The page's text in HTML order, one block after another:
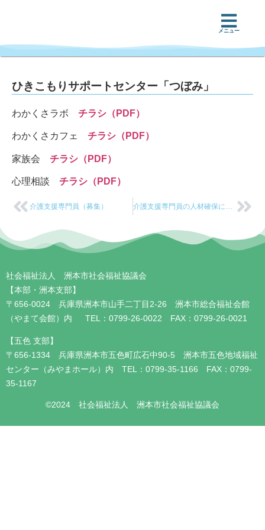
メニュー
ひきこもりサポートセンター「つぼみ」
わかくさラボ チラシ（PDF）
わかくさカフェ チラシ（PDF）
家族会 チラシ（PDF）
心理相談 チラシ（PDF）
介護支援専門員（募集）
社会福祉法人 洲本市社会福祉協議会
【本部・洲本支部】
〒656-0024 兵庫県洲本市山手二丁目2-26 洲本市総合福祉会館
（やまて会館）内 TEL：0799-26-0022 FAX：0799-26-0021
【五色 支部】
〒656-1334 兵庫県洲本市五色町広石中90-5 洲本市五色地域福祉
センター（みやまホール）内 TEL：0799-35-1166 FAX：0799-
35-1167
©2024 社会福祉法人 洲本市社会福祉協議会